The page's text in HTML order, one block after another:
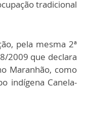
tradicional
pela mesma 2ª
2009 que declara
Maranhão, como
indígena Canela-